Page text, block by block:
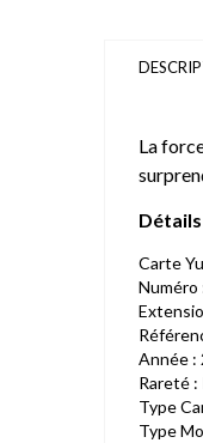
La
Carte
Numéro
Année :
Rareté :
Type
Type